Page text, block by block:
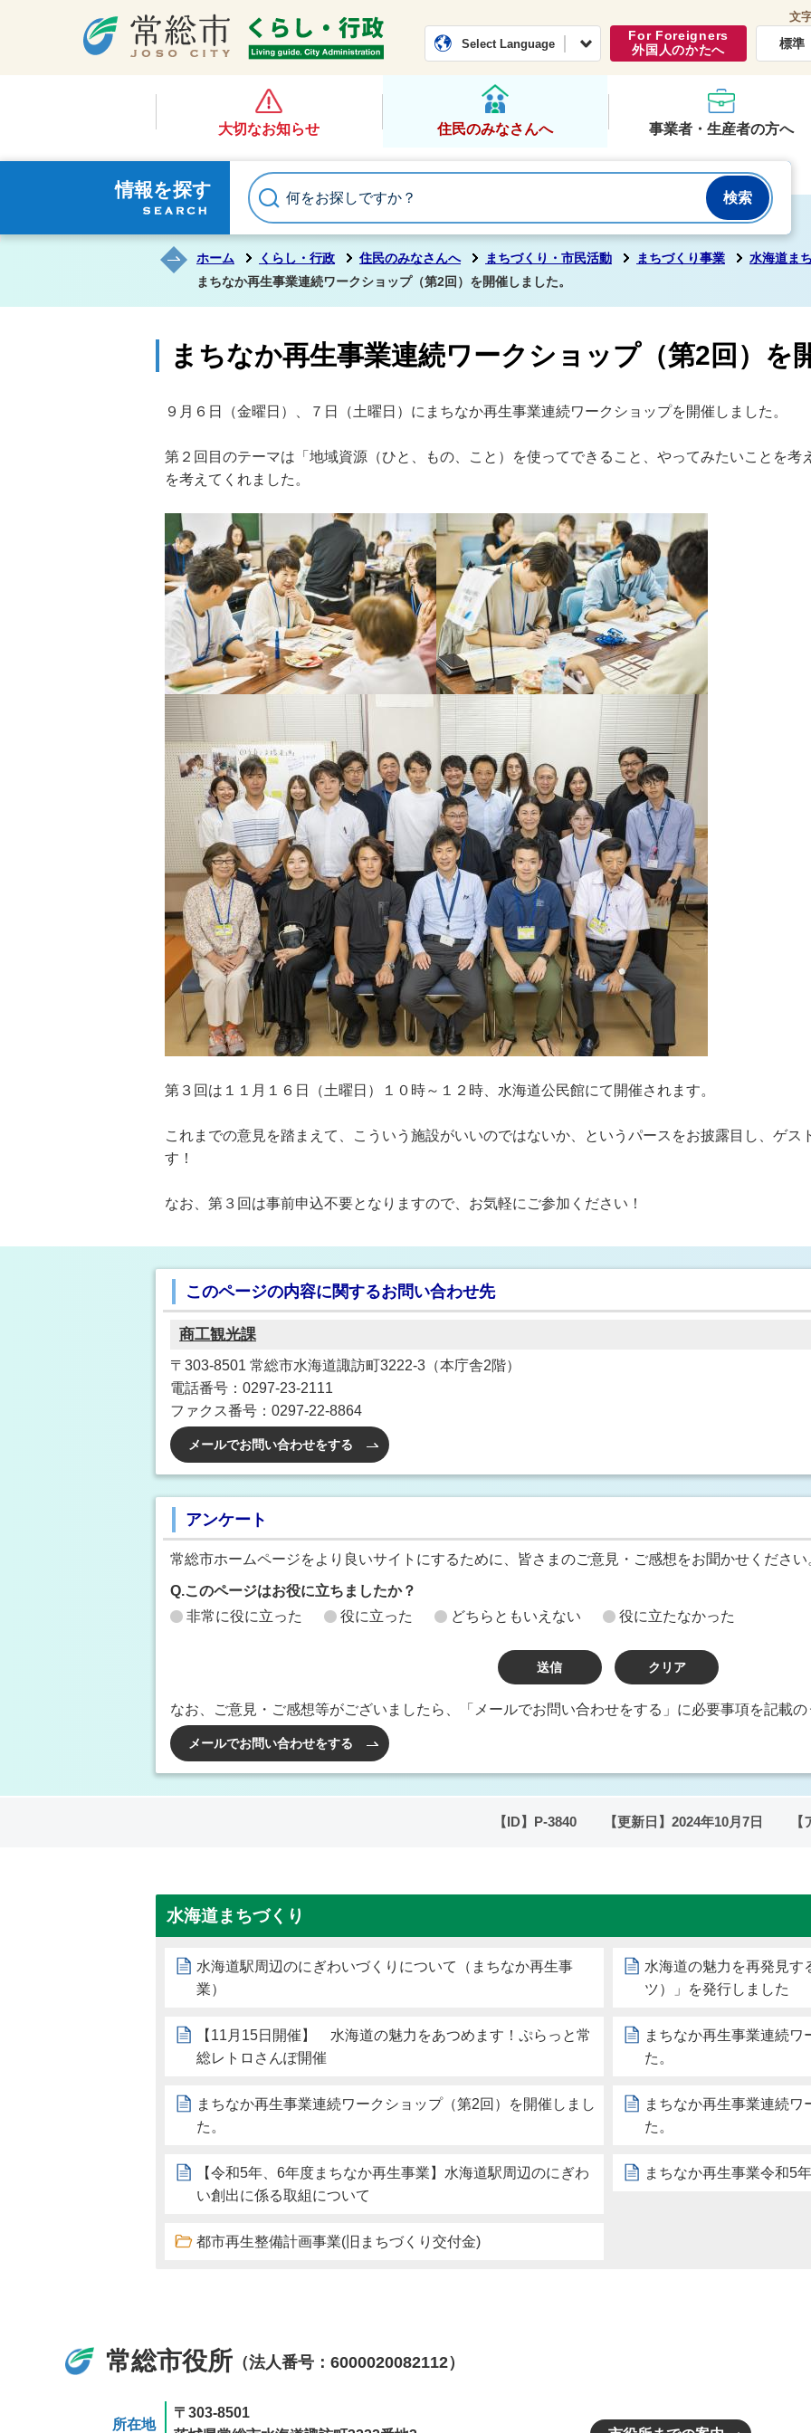
常総市公式ホームページくらし・行政
Select Language
For Foreigners
外国人のかたへ
文
標準
大切なお知らせ 住民のみなさんへ 事業者・生産者の方へ
情報を探す
ホーム くらし・行政 住民のみなさんへ まちづくり・市民活動 まちづくり事業
水海道ま
まちなか再生事業連続ワークショップ（第2回）を開催しました。
まちなか再生事業連続ワークショップ（第2回）を
９月６日（金曜日）、７日（土曜日）にまちなか再生事業連続ワークショップを開催しました。
第２回目のテーマは「地域資源（ひと、もの、こと）を使ってできること、やってみたいことを考
を考えてくれました。
第３回は１１月１６日（土曜日）１０時～１２時、水海道公民館にて開催されます。
これまでの意見を踏まえて、こういう施設がいいのではないか、というパースをお披露目し、ゲス
す！
なお、第３回は事前申込不要となりますので、お気軽にご参加ください！
このページの内容に関するお問い合わせ先
商工観光課
〒303-8501 常総市水海道諏訪町3222-3（本庁舎2階）
電話番号：0297-23-2111
ファクス番号：0297-22-8864
メールでお問い合わせをする
アンケート
常総市ホームページをより良いサイトにするために、皆さまのご意見・ご感想をお聞かせください
Q.このページはお役に立ちましたか？
非常に役に立った
役に立った どちらともいえない 役に立たなかった
なお、ご意見・ご感想等がございましたら、「メールでお問い合わせをする」に必要事項を記載
メールでお問い合わせをする
【ID】 P-3840 【更新日】 2024年10月7日
水海道まちづくり
水海道駅周辺のにぎわいづくりについて（まちなか再生事
業）
水海道の魅力を再発見す
ツ）」を発行しました
【11月15日開催】 水海道の魅力をあつめます！ぷらっと常
総レトロさんぽ開催
まちなか再生事業連続
た。
まちなか再生事業連続ワークショップ（第2回）を開催しまし
た。
まちなか再生事業連続
た。
【令和5年、6年度まちなか再生事業】水海道駅周辺のにぎわ
い創出に係る取組について
まちなか再生事業令和5
都市再生整備計画事業(旧まちづくり交付金)
常総市役所 （法人番号：6000020082112）
所在地
〒303-8501